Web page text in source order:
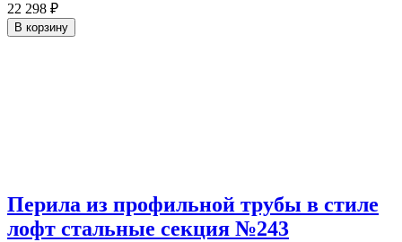
22 298 ₽
В корзину
Перила из профильной трубы в стиле
лофт стальные секция №243